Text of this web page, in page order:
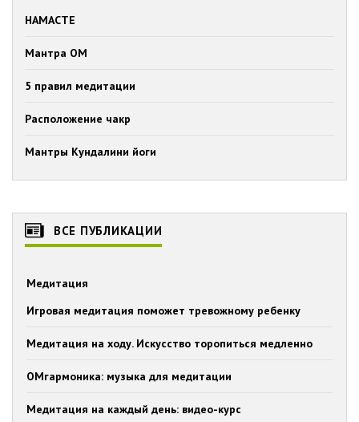
НАМАСТЕ
Мантра ОМ
5 правил медитации
Расположение чакр
Мантры Кундалини йоги
ВСЕ ПУБЛИКАЦИИ
Медитация
Игровая медитация поможет тревожному ребенку
Медитация на ходу. Искусство торопиться медленно
ОМгармоника: музыка для медитации
Медитация на каждый день: видео-курс